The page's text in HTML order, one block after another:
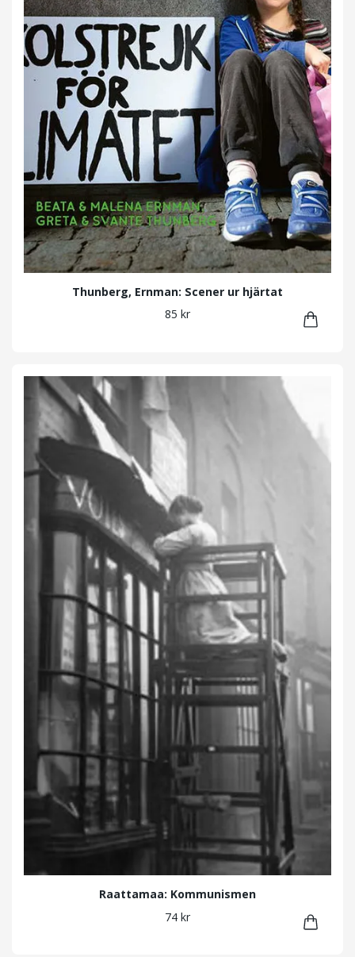
Thunberg, Ernman: Scener ur hjärtat
85 kr
Raattamaa: Kommunismen
74 kr